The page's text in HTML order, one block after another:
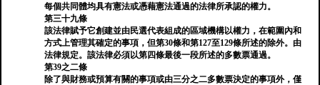
每個共同體均具有憲法或憑藉憲法通過的法律所承認的權力。
第三十九條
該法律賦予它創建並由民選代表組成的區域機構以權力，在範圍內和
方式上管理其確定的事項，但第30條和第127至129條所述的除外。由
法律規定。該法律必須以第四條最後一段所述的多數票通過。
第39之二條
除了與財務或預算有關的事項或由三分之二多數票決定的事項外，僅